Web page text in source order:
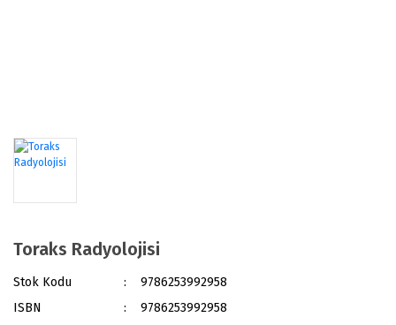
Toraks Radyolojisi
Stok Kodu
9786253992958
ISBN
9786253992958